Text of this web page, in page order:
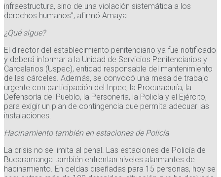
infraestructura, sino de una violación sistemática a los
derechos humanos”, afirmó Amaya.
¿Qué sigue?
El director del establecimiento penitenciario ya fue notificado
y deberá informar a la Unidad de Servicios Penitenciarios y
Carcelarios (Uspec), entidad responsable del mantenimiento
de las cárceles. Además, se convocó una mesa de trabajo
urgente con participación del Inpec, la Procuraduría, la
Defensoría del Pueblo, la Personería, la Policía y el Ejército,
para exigir un plan de contingencia que permita adecuar las
instalaciones.
Hacinamiento también en estaciones de Policía
La crisis no se limita al penal. Las estaciones de Policía de
Bucaramanga también enfrentan niveles alarmantes de
hacinamiento. En celdas diseñadas para 15 personas, hoy se